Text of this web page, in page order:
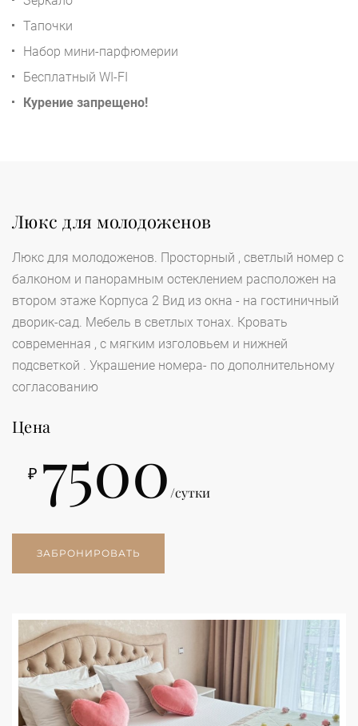
Тапочки
Набор мини-парфюмерии
Бесплатный WI-FI
Курение запрещено!
Люкс для молодоженов
Люкс для молодоженов. Просторный , светлый номер с
балконом и панорамным остеклением расположен на
втором этаже Корпуса 2 Вид из окна - на гостиничный
дворик-сад. Мебель в светлых тонах. Кровать
современная , с мягким изголовьем и нижней
подсветкой . Украшение номера- по дополнительному
согласованию
Цена
₽ 7500 /сутки
ЗАБРОНИРОВАТЬ